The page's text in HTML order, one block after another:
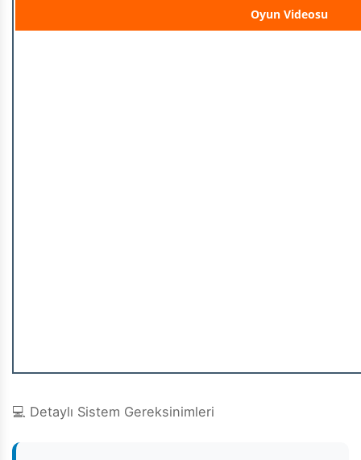
Oyun Videosu
💻 Detaylı Sistem Gereksinimleri